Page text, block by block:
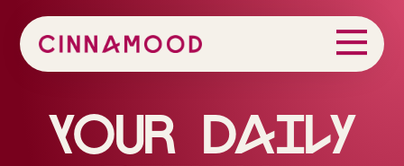
Your Daily